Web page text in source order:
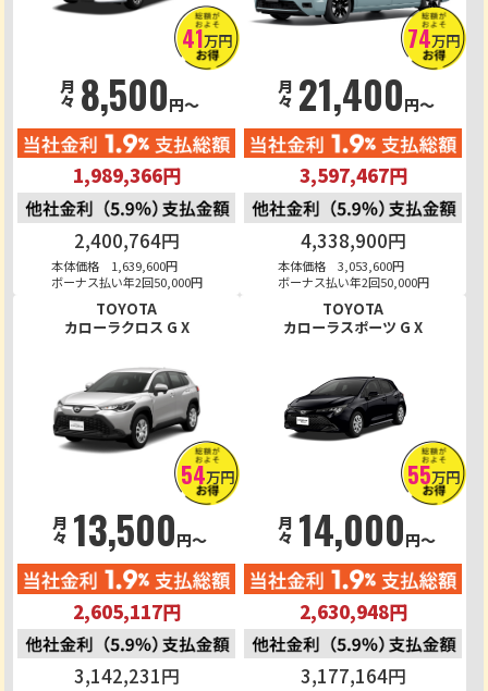
41万円
月々 8,500円～
1,989,366円
2,400,764円
本体価格 1,639,600円
ボーナス払い年2回50,000円
74万円
月々 21,400円～
3,597,467円
4,338,900円
本体価格 3,053,600円
ボーナス払い年2回50,000円
TOYOTA
カローラクロス G X
54万円
月々 13,500円～
2,605,117円
3,142,231円
TOYOTA
カローラスポーツ G X
55万円
月々 14,000円～
2,630,948円
3,177,164円